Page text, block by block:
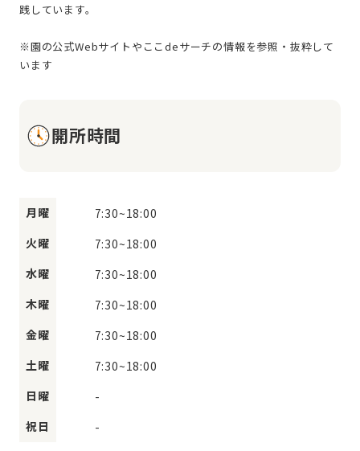
践しています。
※園の公式Webサイトやここdeサーチの情報を参照・抜粋して
開所時間
月曜 7:30~18:00
火曜
7:30~18:00
水曜
7:30~18:00
木曜
7:30~18:00
金曜
7:30~18:00
土曜
7:30~18:00
日曜
-
祝日
-